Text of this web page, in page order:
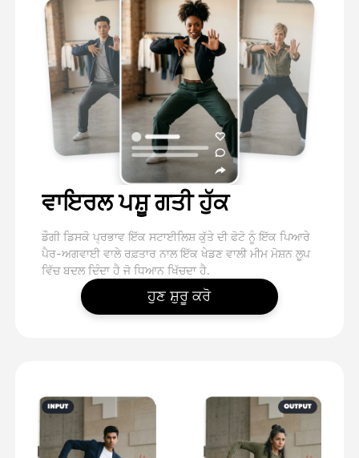
ਵਾਇਰਲ ਪਸ਼ੂ ਗਤੀ ਹੁੱਕ
ਡੌਗੀ ਡਿਸਕੋ ਪ੍ਰਭਾਵ ਇੱਕ ਸਟਾਈਲਿਸ਼ ਕੁੱਤੇ ਦੀ ਫੋਟੋ ਨੂੰ ਇੱਕ ਪਿਆਰੇ
ਪੈਰ-ਅਗਵਾਈ ਵਾਲੇ ਰਫ਼ਤਾਰ ਨਾਲ ਇੱਕ ਖੇਡਣ ਵਾਲੀ ਮੀਮ ਮੋਸ਼ਨ ਲੂਪ
ਵਿੱਚ ਬਦਲ ਦਿੰਦਾ ਹੈ ਜੋ ਧਿਆਨ ਖਿੱਚਦਾ ਹੈ.
ਹੁਣ ਸ਼ੁਰੂ ਕਰੋ